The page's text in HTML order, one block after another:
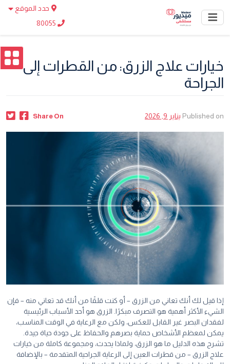
حدد الموقع
خيارات علاج الزرق: من القطرات إلى
الجراحة
Published on يناير 9, 2026 Share On
إذا قيل لك أنك تعاني من الزرق – أو كنت قلقًا من أنك قد تعاني منه – فإن
الشيء الأكثر أهمية هو التصرف مبكرًا. الزرق هو أحد الأسباب الرئيسية
لفقدان البصر غير القابل للعكس، ولكن مع الرعاية في الوقت المناسب،
يمكن لمعظم الأشخاص حماية بصرهم والحفاظ على جودة حياة جيدة.
تشرح هذه الدليل ما هو الزرق، ولماذا يحدث، ومجموعة كاملة من خيارات
علاج الزرق – من قطرات العين إلى الرعاية الجراحية المتقدمة – بالإضافة